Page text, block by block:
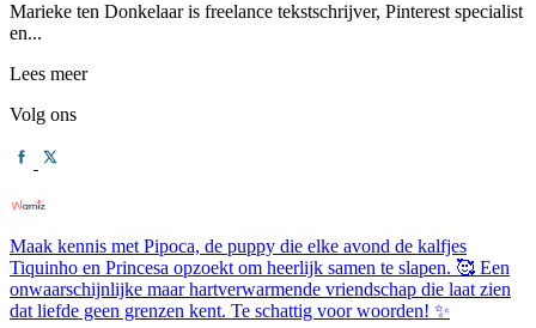
Marieke ten Donkelaar is freelance tekstschrijver, Pinterest specialist
en...
Lees meer
Volg ons
Maak kennis met Pipoca, de puppy die elke avond de kalfjes
Tiquinho en Princesa opzoekt om heerlijk samen te slapen. 🥰 Een
onwaarschijnlijke maar hartverwarmende vriendschap die laat zien
dat liefde geen grenzen kent. Te schattig voor woorden! ✨